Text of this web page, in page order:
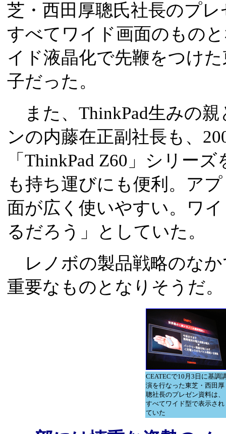
芝・西田厚聰氏社長のプ
すべてワイド画面のもの
イド液晶化で先鞭をつけ
子だった。
また、ThinkPad生みの
ンの内藤在正副社長も、
「ThinkPad Z60」シリー
も持ち運びにも便利。ア
面が広く使いやすい。ワ
るだろう」としていた。
レノボの製品戦略のな
重要なものとなりそうだ。
CEATECで10月3日に基調
演を行なった東芝・西田厚
聰社長のプレゼン資料は、
すべてワイド型で表示され
ていた